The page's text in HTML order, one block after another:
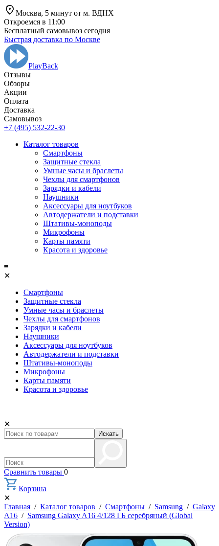
Москва, 5 минут от м. ВДНХ
Откроемся в 11:00
Бесплатный самовывоз сегодня
Быстрая доставка по Москве
PlayBack
Отзывы
Обзоры
Aкции
Оплата
Доставка
Самовывоз
+7 (495) 532-22-30
Каталог товаров
Смартфоны
Защитные стекла
Умные часы и браслеты
Чехлы для смартфонов
Зарядки и кабели
Наушники
Аксессуары для ноутбуков
Автодержатели и подставки
Штативы-моноподы
Микрофоны
Карты памяти
Красота и здоровье
≡
✕
Смартфоны
Защитные стекла
Умные часы и браслеты
Чехлы для смартфонов
Зарядки и кабели
Наушники
Аксессуары для ноутбуков
Автодержатели и подставки
Штативы-моноподы
Микрофоны
Карты памяти
Красота и здоровье
✕
Искать
Сравнить товары 0
Корзина
✕
Главная / Каталог товаров / Смартфоны / Samsung / Galaxy
A16 / Samsung Galaxy A16 4/128 ГБ серебряный (Global
Version)